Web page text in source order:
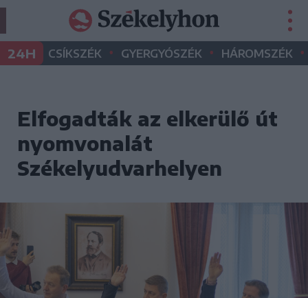
24H CSÍKSZÉK • GYERGYÓSZÉK • HÁROMSZÉK •
Elfogadták az elkerülő út
nyomvonalát
Székelyudvarhelyen